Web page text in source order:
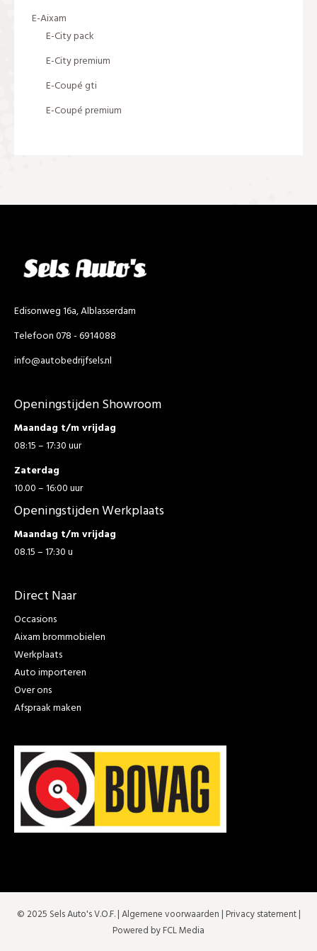
E-Aixam
E-City pack
E-City premium
E-Coupé gti
E-Coupé premium
Edisonweg 16a, Alblasserdam
Telefoon 078 - 6914088
info@autobedrijfsels.nl
Openingstijden Showroom
Maandag t/m vrijdag
08:15 – 17:30 uur
Zaterdag
10.00 – 16:00 uur
Openingstijden Werkplaats
Maandag t/m vrijdag
08.15 – 17:30 u
Direct Naar
Occasions
Aixam brommobielen
Werkplaats
Auto importeren
Over ons
Afspraak maken
© 2025 Sels Auto's V.O.F. |Algemene voorwaarden | Privacy statement|
Powered by FCL Media